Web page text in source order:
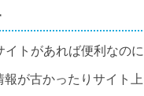
トがあれば便利なの
が古かったりサイト